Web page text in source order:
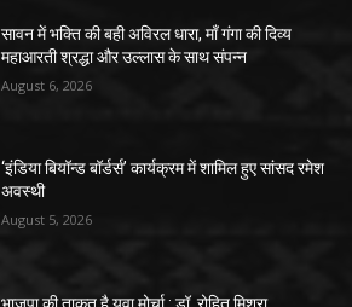
सावन में भक्ति की बही अविरल धारा, माँ गंगा की दिव्य
महाआरती श्रद्धा और उल्लास के साथ संपन्न
August 6, 2026
‘इंडिया बियॉन्ड बॉर्डर्स’ कार्यक्रम में शामिल हुए सांसद रमेश
अवस्थी
August 5, 2026